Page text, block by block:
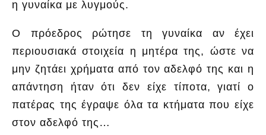
η γυναίκα με λυγμούς.
Ο πρόεδρος ρώτησε τη γυναίκα αν έχει
περιουσιακά στοιχεία η μητέρα της, ώστε να
μην ζητάει χρήματα από τον αδελφό της και η
απάντηση ήταν ότι δεν είχε τίποτα, γιατί ο
πατέρας της έγραψε όλα τα κτήματα που είχε
στον αδελφό της…